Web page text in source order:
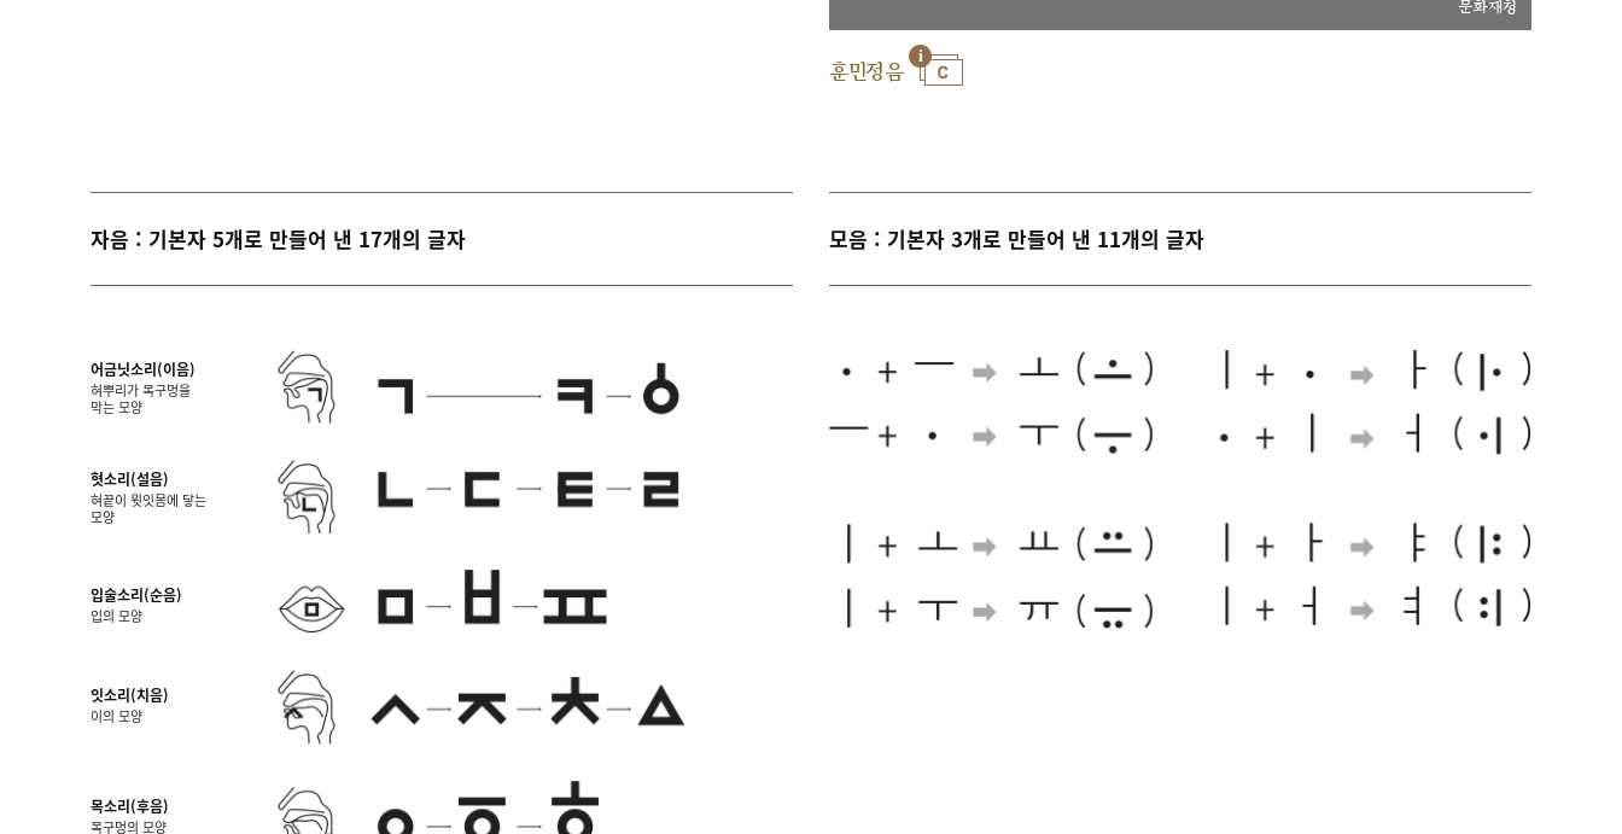
문화재청
훈민정음
자음 : 기본자 5개로 만들어 낸 17개의 글자
어금닛소리(이음)
혀뿌리가 목구멍을
막는 모양
혓소리(설음)
혀끝이 윗잇몸에 닿는
모양
입술소리(순음)
입의 모양
잇소리(치음)
이의 모양
목소리(후음)
목구멍의 모양
모음 : 기본자 3개로 만들어 낸 11개의 글자